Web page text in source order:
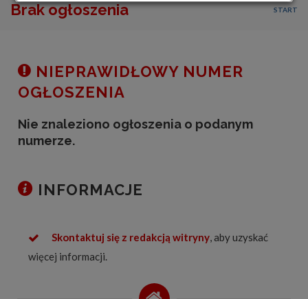
Brak ogłoszenia START
NIEPRAWIDŁOWY NUMER
OGŁOSZENIA
Nie znaleziono ogłoszenia o podanym
numerze.
INFORMACJE
Skontaktuj się z redakcją witryny, aby uzyskać
więcej informacji.